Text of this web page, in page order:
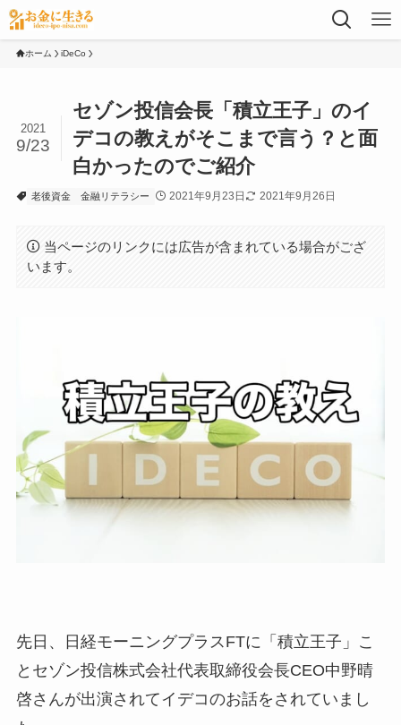
ホーム iDeCo
セゾン投信会長「積立王子」のイ
デコの教えがそこまで言う？と面
白かったのでご紹介
2021
9/23
老後資金 金融リテラシー 2021年9月23日 2021年9月26日
当ページのリンクには広告が含まれている場合がござ
います。
先日、日経モーニングプラスFTに「積立王子」こ
とセゾン投信株式会社代表取締役会長CEO中野晴
啓さんが出演されてイデコのお話をされていまし